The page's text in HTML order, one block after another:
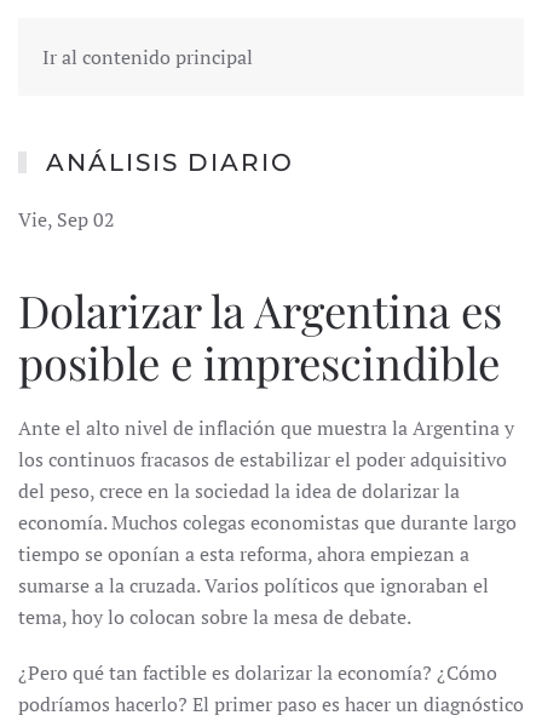
Ir al contenido principal
ANÁLISIS DIARIO
Vie, Sep 02
Dolarizar la Argentina es
posible e imprescindible
Ante el alto nivel de inflación que muestra la Argentina y
los continuos fracasos de estabilizar el poder adquisitivo
del peso, crece en la sociedad la idea de dolarizar la
economía. Muchos colegas economistas que durante largo
tiempo se oponían a esta reforma, ahora empiezan a
sumarse a la cruzada. Varios políticos que ignoraban el
tema, hoy lo colocan sobre la mesa de debate.
¿Pero qué tan factible es dolarizar la economía? ¿Cómo
podríamos hacerlo? El primer paso es hacer un diagnóstico